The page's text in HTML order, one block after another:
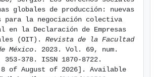
globales de producción: nuevas
para la negociación colectiva
en la Declaración de Empresas
(OIT). Revista de la Facultad
México . 2023. Vol. 69, num.
378. ISSN 1870-8722.
8 of August of 2026]. Available